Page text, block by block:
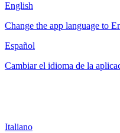
English
Change the app language to
Español
Cambiar el idioma de la
Italiano